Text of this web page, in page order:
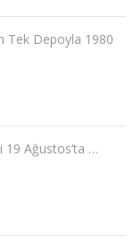
Tek Depoyla 1980
19 Ağustos’ta …